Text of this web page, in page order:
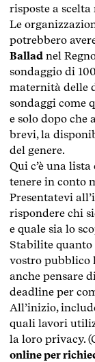
risposte a
Le
potrebbero
Ballad nel
sondaggio di
maternità delle
sondaggi come
e solo dopo che
brevi, la
del genere.
Qui c’è una
tenere in conto
Presentatevi
rispondere chi
e quale sia lo
Stabilite quanto
vostro pubblico
anche pensare
deadline per
All’inizio,
quali lavori
la loro privacy.
online per